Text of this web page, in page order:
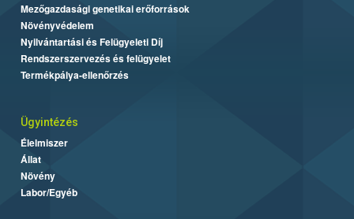
Mezőgazdasági genetikai erőforrások
Növényvédelem
Nyilvántartási és Felügyeleti Díj
Rendszerszervezés és felügyelet
Termékpálya-ellenőrzés
Ügyintézés
Élelmiszer
Állat
Növény
Labor/Egyéb